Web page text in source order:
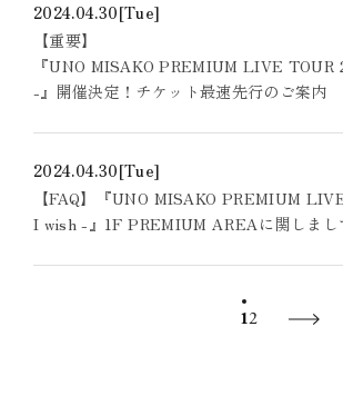
2024.04.30[Tue]
【重要】
『UNO MISAKO PREMIUM LIVE
-』開催決定！チケット最速先行のご案内
2024.04.30[Tue]
【FAQ】『UNO MISAKO PREMIUM
I wish -』1F PREMIUM AREAに関しまし
12